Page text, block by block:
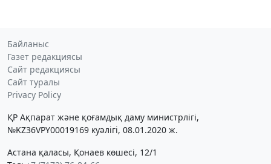
Байланыс
Газет редакциясы
Сайт редакциясы
Сайт туралы
Privacy Policy
ҚР Ақпарат және қоғамдық даму министрлігі,
№KZ36VPY00019169 куәлігі, 08.01.2020 ж.
Астана қаласы, Қонаев көшесі, 12/1